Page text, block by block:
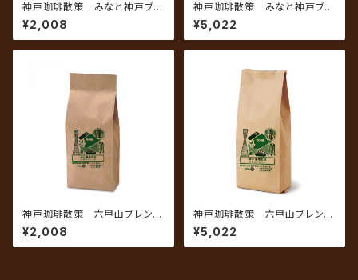
神戸珈琲散策 みなと神戸ブレ
ンド 200g
¥2,008
神戸珈琲散策 みなと神戸ブレ
ンド 500g
¥5,022
神戸珈琲散策 六甲山ブレン
ド 200g
¥2,008
神戸珈琲散策 六甲山ブレン
ド 500g
¥5,022